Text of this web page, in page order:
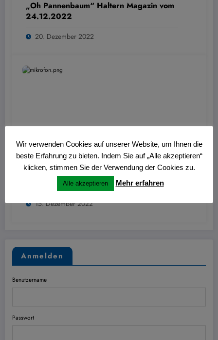
„Oh Pannenbaum“ Haltern Magazin vom
24.12.2022
20. Dezember 2022
Wolfgang Thiemann 0
Journal am Sonntag vom 18.12.2022:
Visbecker Leuchten
15. Dezember 2022
Anmelden
Benutzername
Passwort
Wir verwenden Cookies auf unserer Website, um Ihnen die
beste Erfahrung zu bieten. Indem Sie auf „Alle akzeptieren“
klicken, stimmen Sie der Verwendung der Cookies zu.
Alle akzeptieren Mehr erfahren